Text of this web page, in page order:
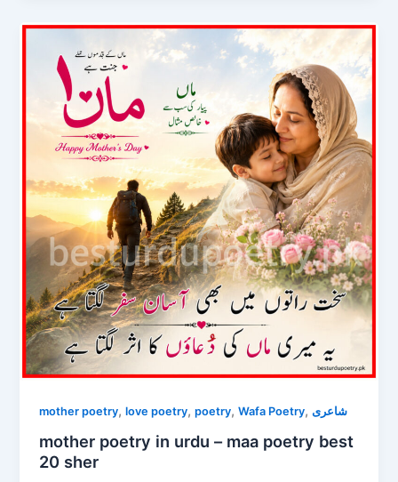
mother poetry,love poetry,poetry,Wafa Poetry,شاعری
mother poetry in urdu – maa poetry best
20 sher